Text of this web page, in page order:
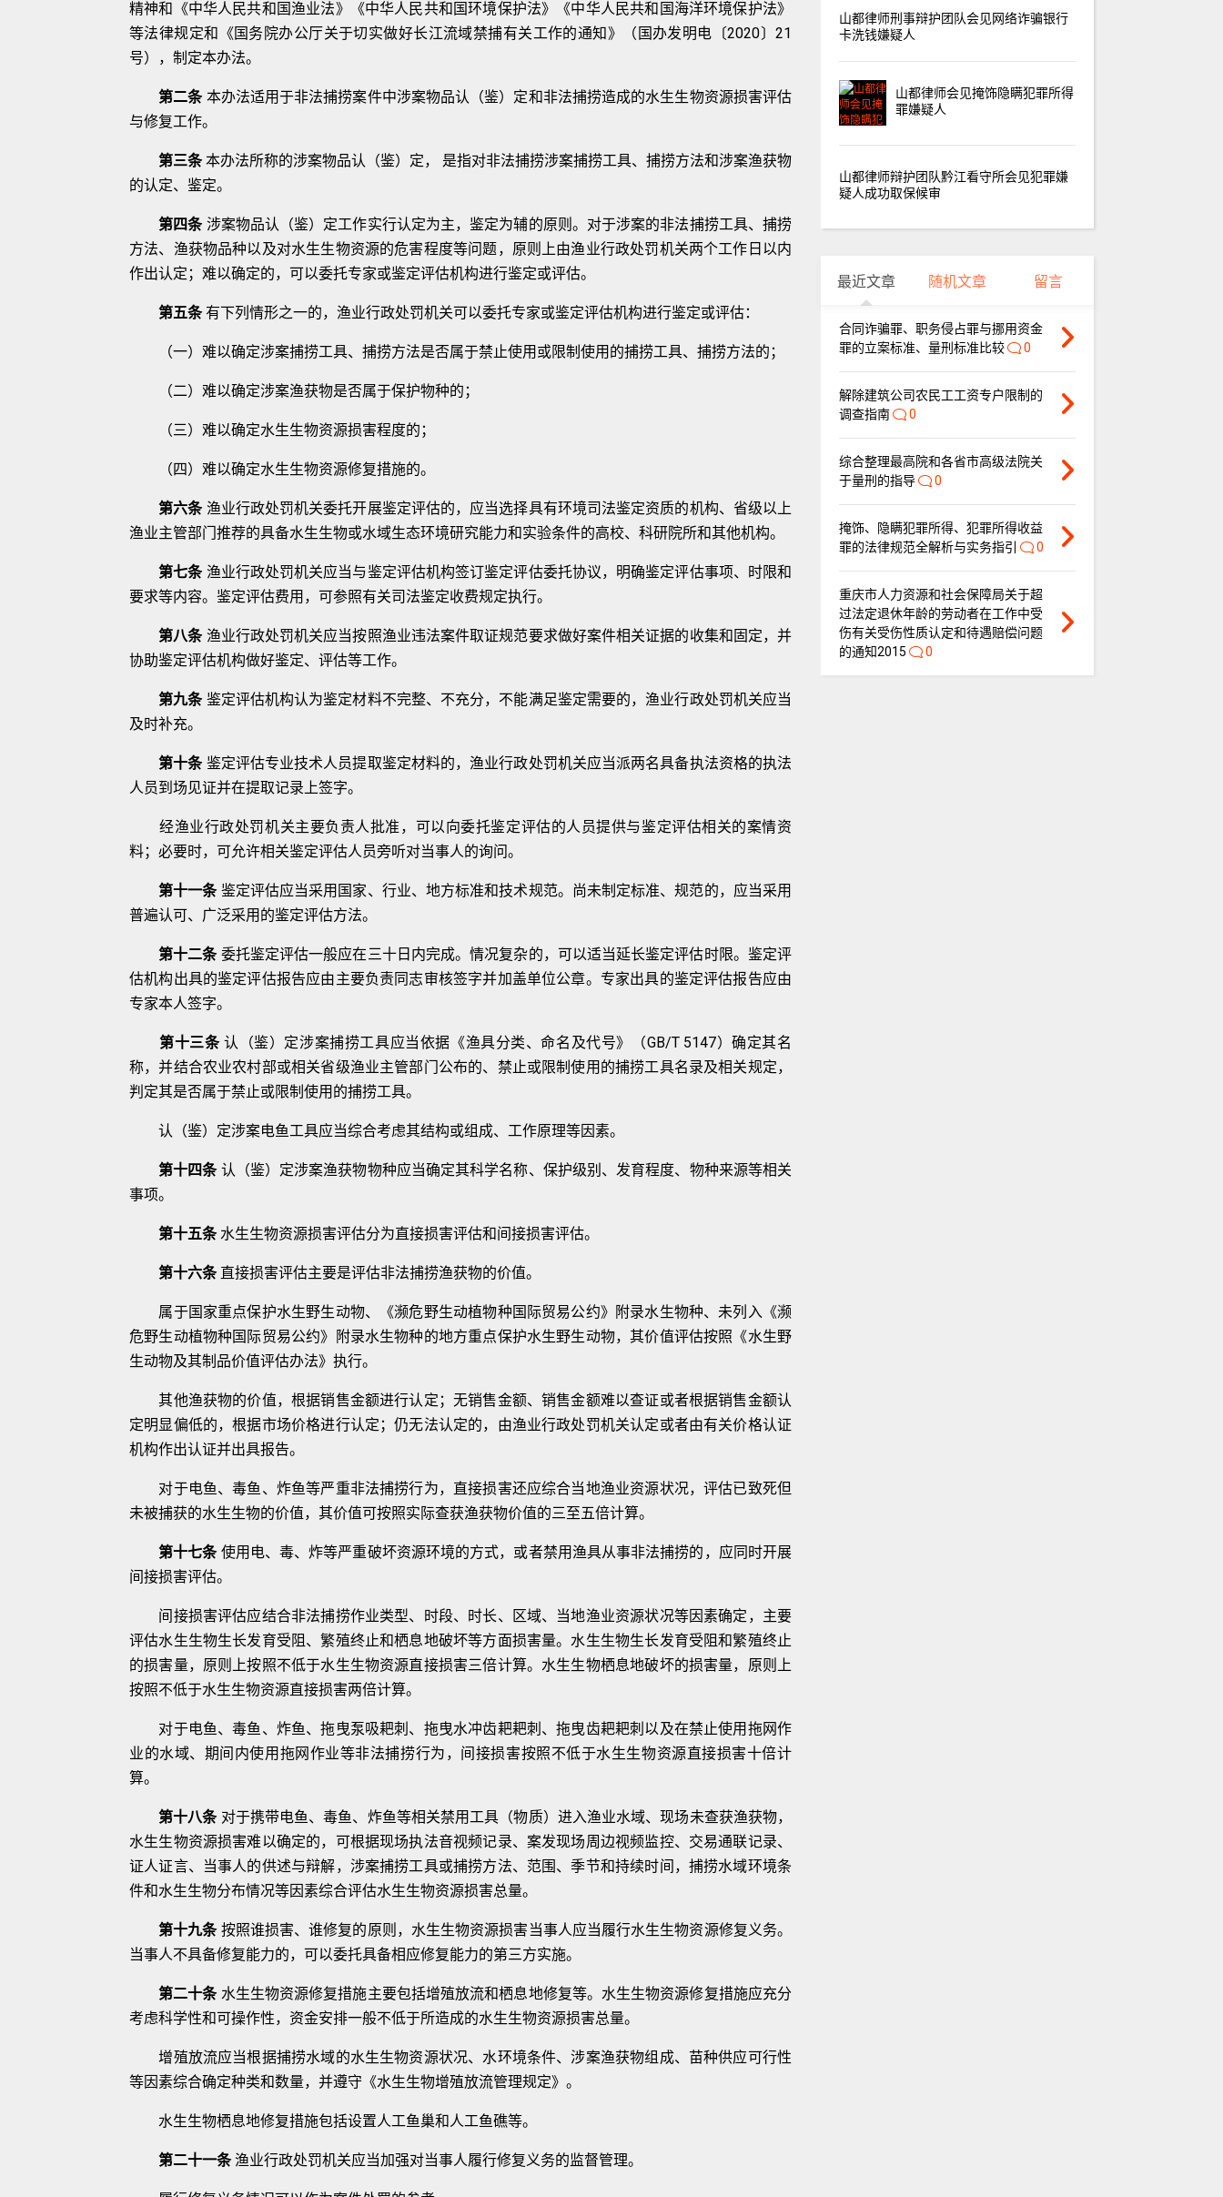
精神和《中华人民共和国渔业法》《中华人民共和国环境保护法》《中华人民共和国海洋环境保护法》
等法律规定和《国务院办公厅关于切实做好长江流域禁捕有关工作的通知》 （ 国办发明电〔2020〕21
号） ，制定本办法。
第二条 本办法适用于非法捕捞案件中涉案物品认 （鉴） 定和非法捕捞造成的水生生物资源损害评估
与修复工作。
第三条 本办法所称的涉案物品认 （鉴） 定， 是指对非法捕捞涉案捕捞工具、捕捞方法和涉案渔获物
的认定、鉴定。
第四条 涉案物品认 （鉴） 定工作实行认定为主，鉴定为辅的原则。 对于涉案的非法捕捞工具、捕捞
方法、渔获物品种以及对水生生物资源的危害程度等问题， 原则上由渔业行政处罚机关两个工作日以内
作出认定；难以确定的，可以委托专家或鉴定评估机构进行鉴定或评估。
第五条 有下列情形之一的，渔业行政处罚机关可以委托专家或鉴定评估机构进行鉴定或评估：
（一） 难以确定涉案捕捞工具、捕捞方法是否属于禁止使用或限制使用的捕捞工具、捕捞方法的；
（二） 难以确定涉案渔获物是否属于保护物种的；
（三） 难以确定水生生物资源损害程度的；
（四） 难以确定水生生物资源修复措施的。
第六条 渔业行政处罚机关委托开展鉴定评估的，应当选择具有环境司法鉴定资质的机构、 省级以上
渔业主管部门推荐的具备水生生物或水域生态环境研究能力和实验条件的高校、科研院所和其他机构。
第七条 渔业行政处罚机关应当与鉴定评估机构签订鉴定评估委托协议，明确鉴定评估事项、时限和
要求等内容。鉴定评估费用，可参照有关司法鉴定收费规定执行。
第八条 渔业行政处罚机关应当按照渔业违法案件取证规范要求做好案件相关证据的收集和 固定，并
协助鉴定评估机构做好鉴定、评估等工作。
第九条 鉴定评估机构认为鉴定材料不完整、 不充分，不能满足鉴定需要的，渔业行政处罚机关应当
及时补充。
第十条 鉴定评估专业技术人员提取鉴定材料的，渔业行政处罚机关应当派两名具备执法资格的执法
人员到场见证并在提取记录上签字。
经渔业行政处罚机关主要负责人批准，可以向委托鉴定评估的人员提供与鉴定评估相关的案情资
料；必要时，可允许相关鉴定评估人员旁听对当事人的询问。
第十一条 鉴定评估应当采用国家、行业、地方标准和技术规范。尚未制定标准、规范的，应当采用
普遍认可、广泛采用的鉴定评估方法。
第十二条 委托鉴定评估一般应在三十日内完成。情况复杂的，可以适当延长鉴定评估时限。 鉴定评
估机构出具的鉴定评估报告应由主要负责同志审核签字并加盖单位公章。专家出具的鉴定评估报告应由
专家本人签字。
第十三条 认 （鉴） 定涉案捕捞工具应当依据 《渔具分类、命名及代号》 （GB/T 5147）确定其名
称，并结合农业农村部或相关省级渔业主管部门 公布的、禁止或限制使用的捕捞工具名录及相关规定，
判定其是否属于禁止或限制使用的捕捞工具。
认 （鉴） 定涉案电鱼工具应当综合考虑其结构或组成、工作原理等因素。
第十四条 认 （鉴） 定涉案渔获物物种应当确定其科学名称、保护级别、发育程度、物种来源等相关
事项。
第十五条 水生生物资源损害评估分为直接损害评估和间接损害评估。
第十六条 直接损害评估主要是评估非法捕捞渔获物的价值。
属于国家重点保护水生野生动物、《濒危野生动植物种国际贸易公约》附录水生物种、未列入《濒
危野生动植物种国际贸易公约》附录水生物种的地方重点保护水生野生动物，其价值评估按照《水生野
生动物及其制品价值评估办法》执行。
其他渔获物的价值，根据销售金额进行认 定；无销售金额、销售金额难以查证或者根据销售金额认
定明显偏低的，根据市场价格进行认定；仍无法认定的，由渔业行政处罚机关认定或者由有关价格认证
机构作出认证并出具报告。
对于电鱼、毒鱼、炸鱼等严重非法捕捞行为， 直接损害还应综合当地渔业资源状况，评估已致死但
未被捕获的水生生物的价值，其价值可按照实际查获渔获物价值的三至五倍计算。
第十七条 使用电、毒、炸等严重破坏资源环境的方式，或者禁用渔具从事非法捕捞的，应同 时开展
间接损害评估。
间接损害评估应结合非法捕捞作业类型、时段、时长、区域、当地渔业资源状况等因素确定， 主要
评估水生生物生长发育受阻、繁殖终止和栖息地破坏等方面损害量。水生生物生长发育受阻和繁殖终止
的损害量，原则上按照不低于水生生物资源直接损害三倍计算。水生生物栖息地破坏的损害量，原则上
按照不低于水生生物资源直接损害两倍计算。
对于电鱼、毒鱼、炸鱼、拖曳泵吸耙刺、拖曳水冲齿耙耙刺、拖曳齿耙耙刺以及在禁止使用拖网作
业的水域、期间内使用拖网作业等非法捕捞行为，间接损害按照不低于水生生物资源直接损害十倍计
算。
第十八条 对于携带电鱼、毒鱼、炸鱼等相关禁用工具 （物质） 进入渔业水域、现场未查获渔获物，
水生生物资源损害难以确定的，可根据现场执法音视频记录、案发现场周边视频监控、交易通联记录、
证人证言、当事人的供述与辩解，涉案捕捞工具或捕捞方法、范围、季节和持续时间，捕捞水域环境条
件和水生生物分布情况等因素综合评估水生生物资源损害总量。
第十九条 按照谁损害、谁修复的原则，水生生物资源损害当事人应当履行水生生物资源修复义务。
当事人不具备修复能力的，可以委托具备相应修复能力的第三方实施。
第二十条 水生生物资源修复措施主要包括增殖放流和栖息地修复等。水生生物资源修复措施应充分
考虑科学性和可操作性，资金安排一般不低于所造成的水生生物资源损害总量。
增殖放流应当根据捕捞水域的水生生物资源状况、水环境条件、涉案渔获物组成、苗种供应可行性
等因素综合确定种类和数量，并遵守《水生生物增殖放流管理规定》。
水生生物栖息地修复措施包括设置人工鱼巢和人工鱼礁等。
第二十一条 渔业行政处罚机关应当加强对当事人履行修复义务的监督管理。
山都律师刑事辩护团队会见网络诈骗银行
卡洗钱嫌疑人
山都律师会见掩饰隐瞒犯罪所得
罪嫌疑人
山都律师辩护团队黔江看守所会见犯罪嫌
疑人成功取保候审
最近文章 随机文章 留言
合同诈骗罪、职务侵占罪与挪用资金
罪的立案标准、量刑标准比较
0
解除建筑公司农民工工资专户限制的
调查指南
0
综合整理最高院和各省市高级法院关
于量刑的指导
0
掩饰、隐瞒犯罪所得、犯罪所得收益
罪的法律规范全解析与实务指引
0
重庆市人力资源和社会保障局关于超
过法定退休年龄的劳动者在工作中受
伤有关受伤性质认定和待遇赔偿问题
的通知2015
0